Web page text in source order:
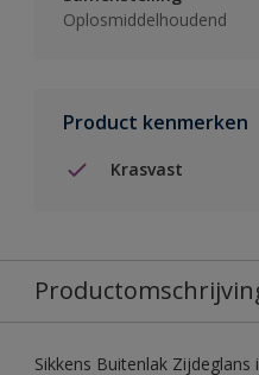
Oplosmiddelhoudend
Product kenmerken
Krasvast
Sikkens Buitenlak